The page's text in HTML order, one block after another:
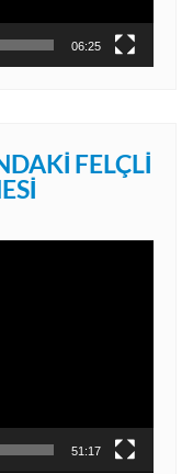
06:25
FELÇLI
51:17